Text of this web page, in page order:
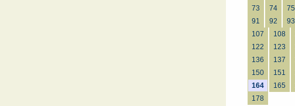
73
74 75
91
92 93
107
108
122
123
136
137
150
151
164
165
178